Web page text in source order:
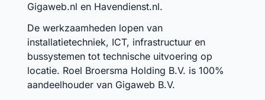
Gigaweb.nl en Havendienst.nl.
De werkzaamheden lopen van
installatietechniek, ICT, infrastructuur en
bussystemen tot technische uitvoering op
locatie. Roel Broersma Holding B.V. is 100%
aandeelhouder van Gigaweb B.V.